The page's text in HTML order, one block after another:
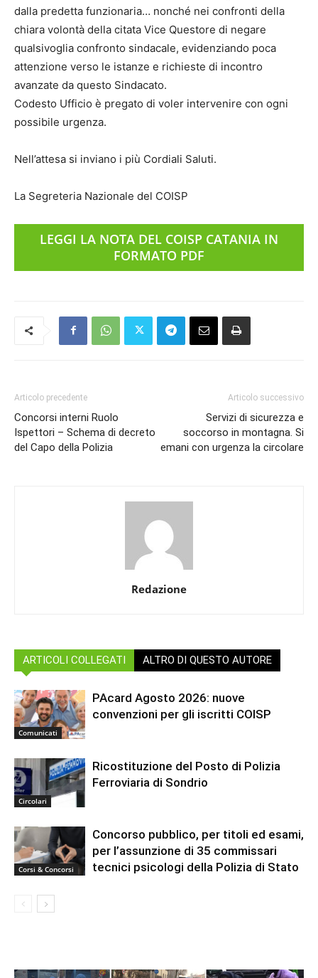
dalla predetta funzionaria… nonché nei confronti della
chiara volontà della citata Vice Questore di negare
qualsivoglia confronto sindacale, evidenziando poca
attenzione verso le istanze e richieste di incontro
avanzate da questo Sindacato.
Codesto Ufficio è pregato di voler intervenire con ogni
possibile urgenza.
Nell’attesa si inviano i più Cordiali Saluti.
La Segreteria Nazionale del COISP
LEGGI LA NOTA DEL COISP CATANIA IN
FORMATO PDF
Articolo precedente
Concorsi interni Ruolo
Ispettori – Schema di decreto
del Capo della Polizia
Articolo successivo
Servizi di sicurezza e
soccorso in montagna. Si
emani con urgenza la circolare
Redazione
ARTICOLI COLLEGATI ALTRO DI QUESTO AUTORE
Comunicati
PAcard Agosto 2026: nuove
convenzioni per gli iscritti COISP
Circolari
Ricostituzione del Posto di Polizia
Ferroviaria di Sondrio
Corsi & Concorsi
Concorso pubblico, per titoli ed esami,
per l’assunzione di 35 commissari
tecnici psicologi della Polizia di Stato